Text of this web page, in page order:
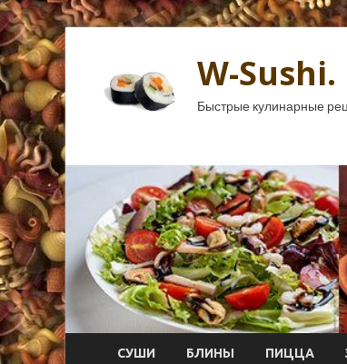
W-Sushi.
Быстрые кулинарные
СУШИ БЛИНЫ ПИЦЦА